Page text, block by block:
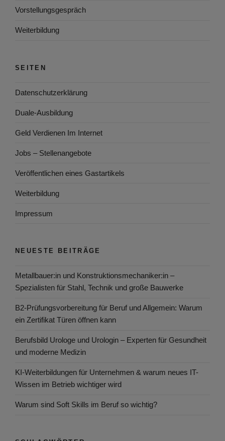
Vorstellungsgespräch
Weiterbildung
SEITEN
Datenschutzerklärung
Duale-Ausbildung
Geld Verdienen Im Internet
Jobs – Stellenangebote
Veröffentlichen eines Gastartikels
Weiterbildung
Impressum
NEUESTE BEITRÄGE
Metallbauer:in und Konstruktionsmechaniker:in –
Spezialisten für Stahl, Technik und große Bauwerke
B2-Prüfungsvorbereitung für Beruf und Allgemein: Warum
ein Zertifikat Türen öffnen kann
Berufsbild Urologe und Urologin – Experten für Gesundheit
und moderne Medizin
KI-Weiterbildungen für Unternehmen & warum neues IT-
Wissen im Betrieb wichtiger wird
Warum sind Soft Skills im Beruf so wichtig?